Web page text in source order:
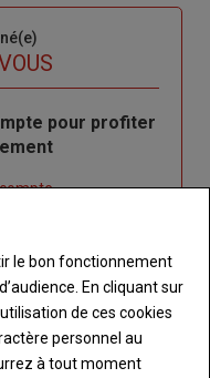
pour profiter
de passe
le bon fonctionnement
En cliquant sur
de ces cookies
personnel au
à tout moment